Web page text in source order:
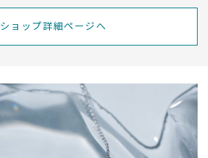
ショップ詳細ページへ